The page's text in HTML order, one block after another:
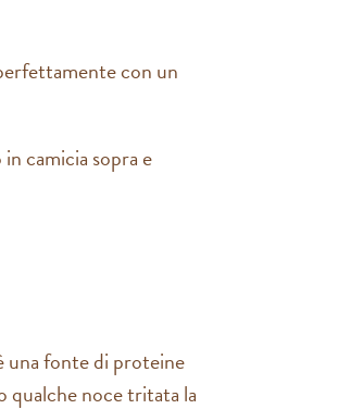
con un
camicia sopra e
una fonte di proteine
qualche noce tritata la